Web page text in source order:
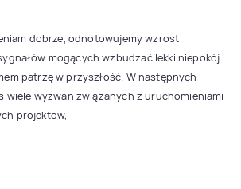
dobrze, odnotowujemy wzrost
mogących wzbudzać lekki niepokój
patrzę w przyszłość. W następnych
wiele wyzwań związanych z uruchomieniami
projektów,